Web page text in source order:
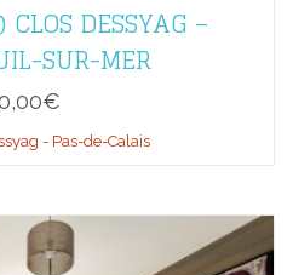
DESSYAG –
SUR-MER
€
- Pas-de-Calais